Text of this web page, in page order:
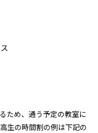
ため、通う予定の教室に
生の時間割の例は下記の